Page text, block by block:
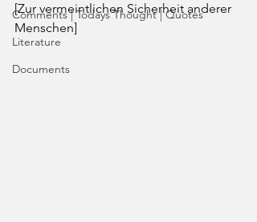
Comments | Todays Thought | Quotes
Literature
Documents
[Zur vermeintlichen Sicherheit anderer
Menschen]